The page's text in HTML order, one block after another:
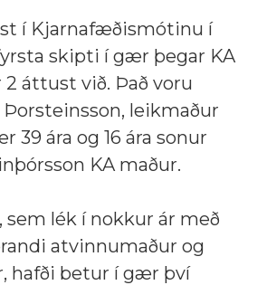
í Kjarnafæðismótinu í
skipti í gær þegar KA
2 áttust við. Það voru
leikmaður
39 ára og 16 ára sonur
KA maður.
sem lék í nokkur ár með
atvinnumaður og
hafði betur í gær því